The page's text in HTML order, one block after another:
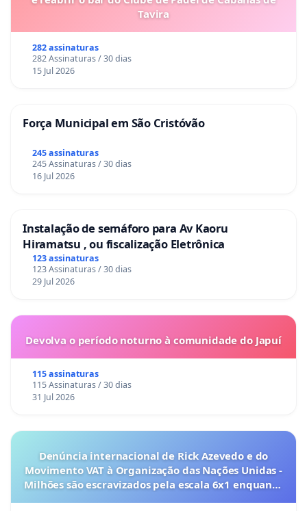
Tavira
282 assinaturas
282 Assinaturas / 30 dias
15 Jul 2026
Força Municipal em São Cristóvão
245 assinaturas
245 Assinaturas / 30 dias
16 Jul 2026
Instalação de semáforo para Av Kaoru
Hiramatsu , ou fiscalização Eletrônica
123 assinaturas
123 Assinaturas / 30 dias
29 Jul 2026
Devolva o período noturno à comunidade do Japuí
115 assinaturas
115 Assinaturas / 30 dias
31 Jul 2026
Denúncia internacional de Rick Azevedo e do
Movimento VAT à Organização das Nações Unidas -
Milhões são escravizados pela escala 6x1 enquanto